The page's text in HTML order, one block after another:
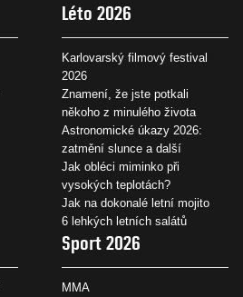
Léto 2026
Karlovarský filmový festival
2026
Znamení, že jste potkali
někoho z minulého života
Astronomické úkazy 2026:
zatmění slunce a další
Jak obléci miminko při
vysokých teplotách?
Jak na dokonalé letní mojito
6 lehkých letních salátů
Sport 2026
MMA